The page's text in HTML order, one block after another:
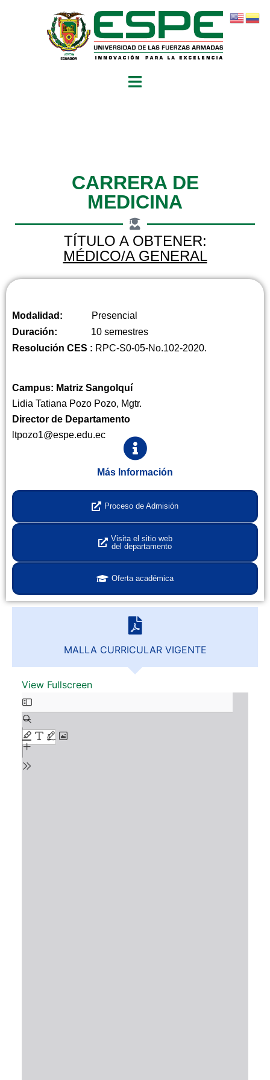
CARRERA DE
MEDICINA
TÍTULO A OBTENER:
MÉDICO/A GENERAL
Modalidad:
Presencial
Duración:
10 semestres
Resolución CES : RPC-S0-05-No.102-2020.
Campus: Matriz Sangolquí
Lidia Tatiana Pozo Pozo, Mgtr.
Director de Departamento
ltpozo1@espe.edu.ec
Más Información
Proceso de Admisión
Visita el sitio web
del departamento
Oferta académica
MALLA CURRICULAR VIGENTE
View Fullscreen